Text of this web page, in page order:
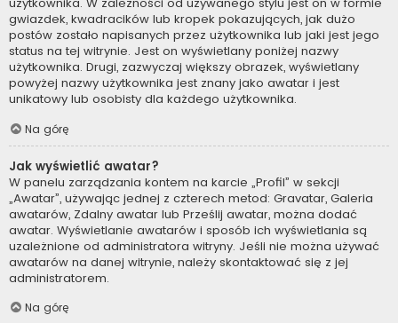
gwiazdek, kwadracików lub kropek pokazujących, jak dużo
postów zostało napisanych przez użytkownika lub jaki jest jego
status na tej witrynie. Jest on wyświetlany poniżej nazwy
użytkownika. Drugi, zazwyczaj większy obrazek, wyświetlany
powyżej nazwy użytkownika jest znany jako awatar i jest
unikatowy lub osobisty dla każdego użytkownika.
Na górę
Jak wyświetlić awatar?
W panelu zarządzania kontem na karcie „Profil” w sekcji
„Awatar”, używając jednej z czterech metod: Gravatar, Galeria
awatarów, Zdalny awatar lub Prześlij awatar, można dodać
awatar. Wyświetlanie awatarów i sposób ich wyświetlania są
uzależnione od administratora witryny. Jeśli nie można używać
awatarów na danej witrynie, należy skontaktować się z jej
administratorem.
Na górę